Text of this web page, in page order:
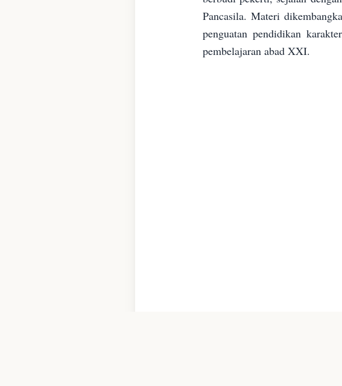
Pancasila. Materi
penguatan pendidikan
pembelajaran abad XXI.